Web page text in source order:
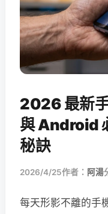
2026 最新
與 Android
秘訣
2026/4/25作者： 阿湯
每天形影不離的手